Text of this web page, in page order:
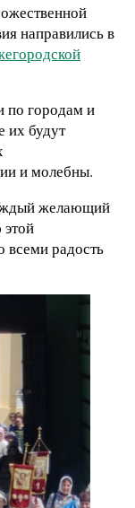
направились в
по городам и
их будут
и молебны.
желающий
всеми радость